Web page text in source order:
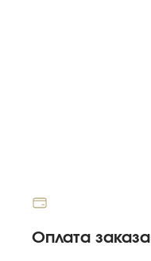
Оплата заказа